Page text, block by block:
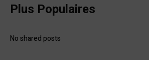
Plus Populaires
No shared posts